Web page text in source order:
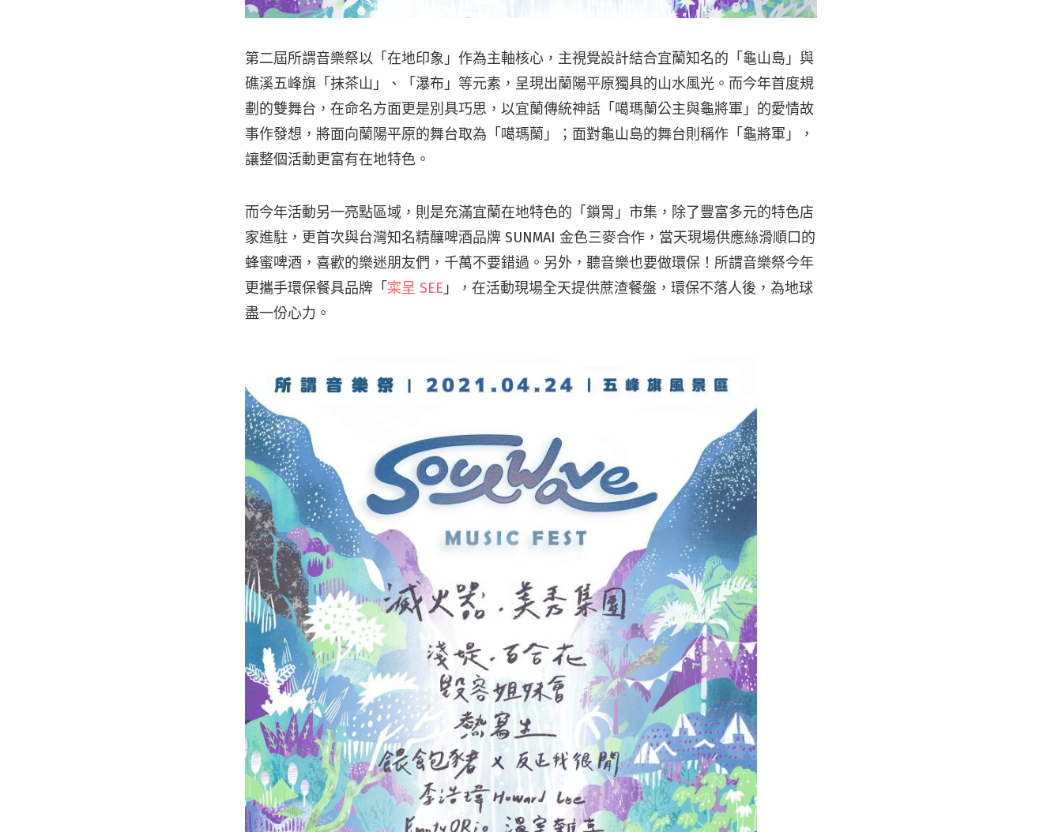
第二屆所謂音樂祭以「在地印象」作為主軸核心，主視覺設計結合宜蘭知名的「龜山島」與
礁溪五峰旗「抹茶山」、「瀑布」等元素，呈現出蘭陽平原獨具的山水風光。而今年首度規
劃的雙舞台，在命名方面更是別具巧思，以宜蘭傳統神話「噶瑪蘭公主與龜將軍」的愛情故
事作發想，將面向蘭陽平原的舞台取為「噶瑪蘭」；面對龜山島的舞台則稱作「龜將軍」，
讓整個活動更富有在地特色。
而今年活動另一亮點區域，則是充滿宜蘭在地特色的「鎖胃」市集，除了豐富多元的特色店
家進駐，更首次與台灣知名精釀啤酒品牌 SUNMAI 金色三麥合作，當天現場供應絲滑順口的
蜂蜜啤酒，喜歡的樂迷朋友們，千萬不要錯過。另外，聽音樂也要做環保！所謂音樂祭今年
更攜手環保餐具品牌「 寀呈 SEE 」，在活動現場全天提供蔗渣餐盤，環保不落人後，為地球
盡一份心力。